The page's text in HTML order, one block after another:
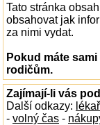
Tato stránka
obsahovat jak
za nimi vydat.
Pokud máte
rodičům.
Zajímají-li vás
Další odkazy: lékař
- volný čas -